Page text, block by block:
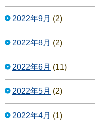
2022年9月 (2)
2022年8月 (2)
2022年6月 (11)
2022年5月 (2)
2022年4月 (1)